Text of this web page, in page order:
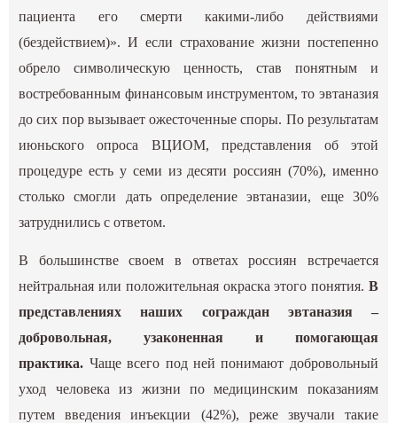
пациента его смерти какими-либо действиями
(бездействием)». И если страхование жизни постепенно
обрело символическую ценность, став понятным и
востребованным финансовым инструментом, то эвтаназия
до сих пор вызывает ожесточенные споры. По результатам
июньского опроса ВЦИОМ, представления об этой
процедуре есть у семи из десяти россиян (70%), именно
столько смогли дать определение эвтаназии, еще 30%
затруднились с ответом.
В большинстве своем в ответах россиян встречается
нейтральная или положительная окраска этого понятия. В
представлениях наших сограждан эвтаназия –
добровольная, узаконенная и помогающая
практика. Чаще всего под ней понимают добровольный
уход человека из жизни по медицинским показаниям
путем введения инъекции (42%), реже звучали такие